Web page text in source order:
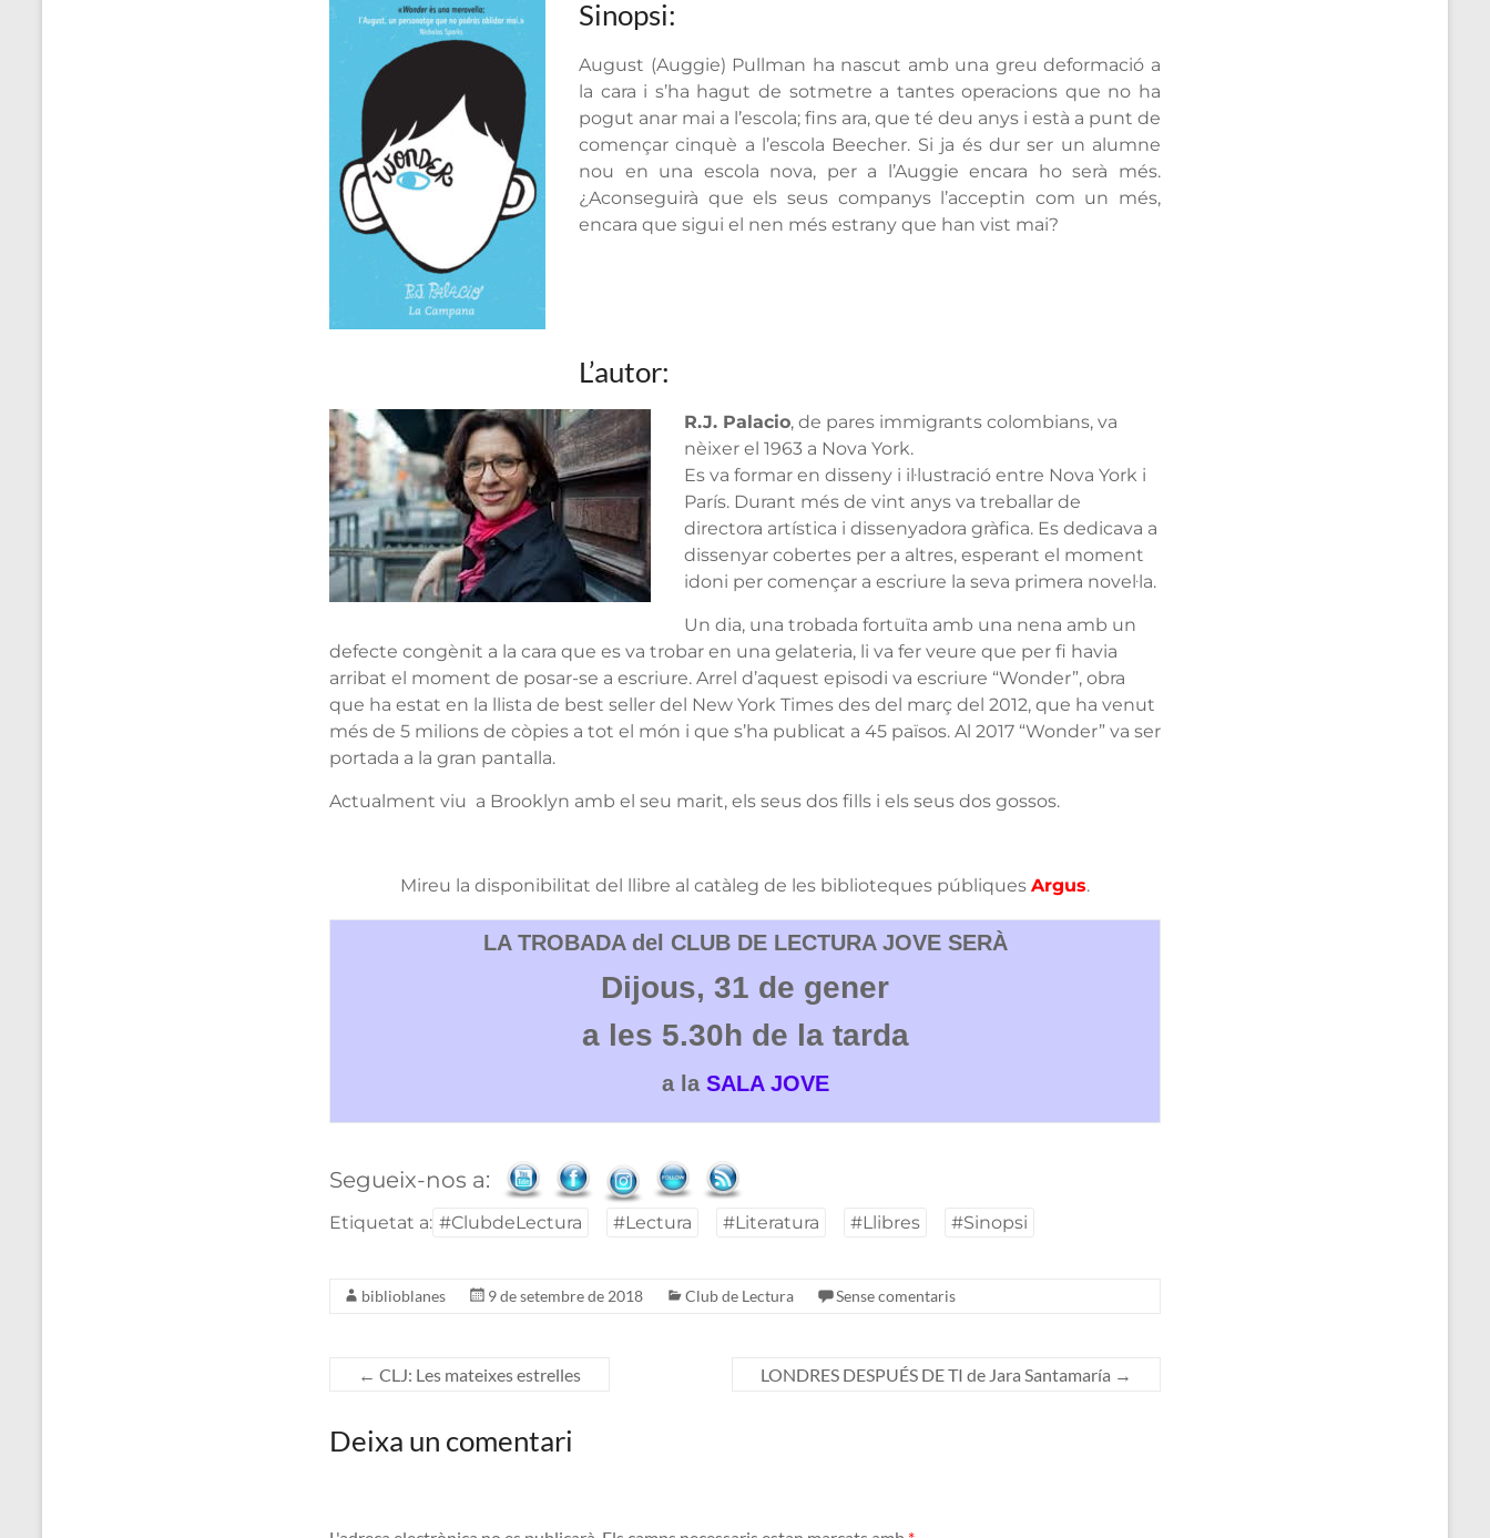
Sinopsi:
August (Auggie) Pullman ha nascut amb una greu deformació a
la cara i s’ha hagut de sotmetre a tantes operacions que no ha
pogut anar mai a l’escola; fins ara, que té deu anys i està a punt de
començar cinquè a l’escola Beecher. Si ja és dur ser un alumne
nou en una escola nova, per a l’Auggie encara ho serà més.
¿Aconseguirà que els seus companys l’acceptin com un més,
encara que sigui el nen més estrany que han vist mai?
L’autor:
R.J. Palacio, de pares immigrants colombians, va
nèixer el 1963 a Nova York.
Es va formar en disseny i il·lustració entre Nova York i
París. Durant més de vint anys va treballar de
directora artística i dissenyadora gràfica. Es dedicava a
dissenyar cobertes per a altres, esperant el moment
idoni per començar a escriure la seva primera novel·la.
Un dia, una trobada fortuïta amb una nena amb un
defecte congènit a la cara que es va trobar en una gelateria, li va fer veure que per fi havia
arribat el moment de posar-se a escriure. Arrel d’aquest episodi va escriure “Wonder”, obra
que ha estat en la llista de best seller del New York Times des del març del 2012, que ha venut
més de 5 milions de còpies a tot el món i que s’ha publicat a 45 països. Al 2017 “Wonder” va ser
portada a la gran pantalla.
Actualment viu a Brooklyn amb el seu marit, els seus dos fills i els seus dos gossos.
Mireu la disponibilitat del llibre al catàleg de les biblioteques públiques Argus.
LA TROBADA del CLUB DE LECTURA JOVE SERÀ
Dijous, 31 de gener
a les 5.30h de la tarda
a la SALA JOVE
Segueix-nos a:
Etiquetat a: #ClubdeLectura #Lectura #Literatura #Llibres #Sinopsi
biblioblanes 9 de setembre de 2018 Club de Lectura Sense comentaris
← CLJ: Les mateixes estrelles LONDRES DESPUÉS DE TI de Jara Santamaría →
Deixa un comentari